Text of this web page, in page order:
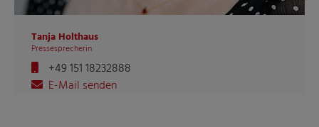
Tanja Holthaus
Pressesprecherin
+49 151 18232888
E-Mail senden